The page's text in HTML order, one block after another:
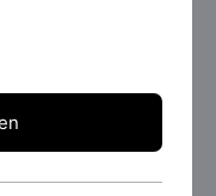
Sie haben
aber verstehen,
of Things & Co.
Sie